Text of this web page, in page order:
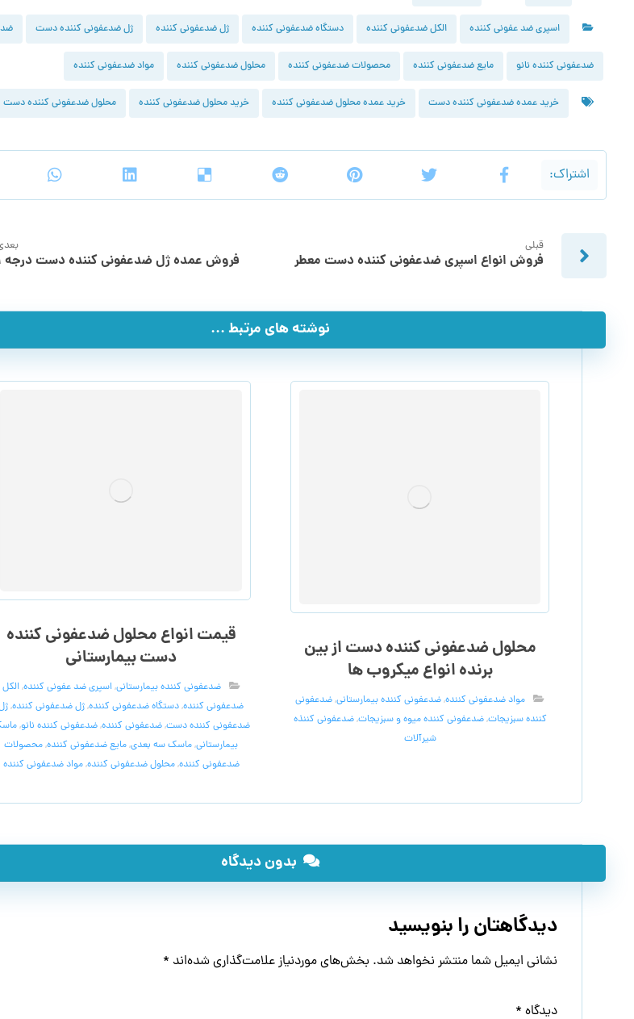
اسپری ضد عفونی کننده الکل ضدعفونی کننده دستگاه ضدعفونی کننده ژل ضدعفونی کننده ژل ضدعفونی کننده دست
ضدعفونی کننده نانو مایع ضدعفونی کننده محصولات ضدعفونی کننده محلول ضدعفونی کننده مواد ضدعفونی کننده
خرید عمده ضدعفونی کننده دست خرید عمده محلول ضدعفونی کننده خرید محلول ضدعفونی کننده محلول ضدعفونی کننده دست
قبلی
فروش انواع اسپری ضدعفونی کننده دست معطر فروش عمده ژل ضدعفونی کننده دست درجه ۱
نوشته های مرتبط ...
محلول ضدعفونی کننده دست از بین
برنده انواع میکروب ها
مواد ضدعفونی کننده,ضدعفونی کننده بیمارستانی,ضدعفونی
کننده سبزیجات,ضدعفونی کننده میوه و سبزیجات,ضدعفونی کننذه
شیرآلات
قیمت انواع محلول ضدعفونی کننده
دست بیمارستانی
ضدعفونی کننده بیمارستانی,اسپری ضد عفونی کننده,الکل
ضدعفونی کننده,دستگاه ضدعفونی کننده,ژل ضدعفونی کننده,
ضدعفونی کننده دست,ضدعفونی کننده,ضدعفونی کننده نانو,
بیمارستانی,ماسک سه بعدی,مایع ضدعفونی کننده,محصولات
ضدعفونی کننده,محلول ضدعفونی کننده,مواد ضدعفونی کننده
بدون دیدگاه
دیدگاهتان را بنویسید
نشانی ایمیل شما منتشر نخواهد شد. بخش‌های موردنیاز علامت‌گذاری شده‌اند *
دیدگاه *